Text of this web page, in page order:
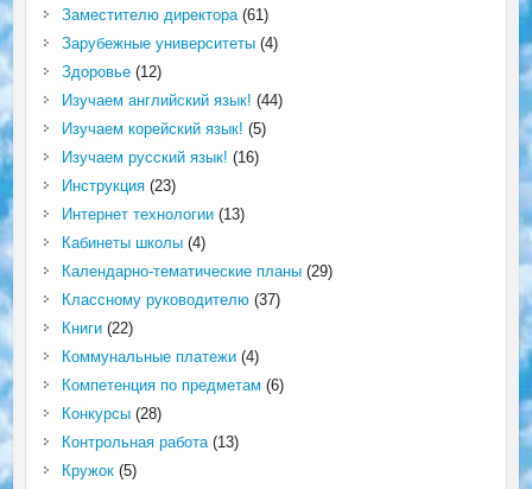
Заместителю директора(61)
Зарубежные университеты(4)
Здоровье(12)
Изучаем английский язык! (44)
Изучаем корейский язык! (5)
Изучаем русский язык! (16)
Инструкция(23)
Интернет технологии(13)
Кабинеты школы(4)
Календарно-тематические планы(29)
Классному руководителю(37)
Книги(22)
Коммунальные платежи(4)
Компетенция по предметам (6)
Конкурсы(28)
Контрольная работа(13)
Кружок(5)